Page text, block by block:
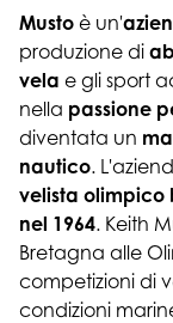
Musto è un'
produzione di
vela e gli sport
nella passione
diventata un
nautico.
velista olimpico
nel 1964. Keith
Bretagna alle
competizioni di
condizioni